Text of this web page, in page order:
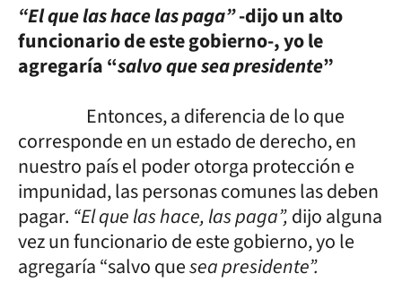
“El que las hace las paga”-dijo un alto
funcionario de este gobierno-, yo le
agregaría “salvo que sea presidente”
Entonces, a diferencia de lo que
corresponde en un estado de derecho, en
nuestro país el poder otorga protección e
impunidad, las personas comunes las deben
pagar. “El que las hace, las paga”,dijo alguna
vez un funcionario de este gobierno, yo le
agregaría “salvo quesea presidente”.